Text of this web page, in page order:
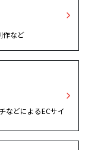
作など
などによるECサイ